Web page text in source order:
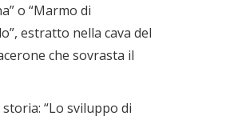
o “Marmo di
estratto nella cava del
che sovrasta il
storia: “Lo sviluppo di